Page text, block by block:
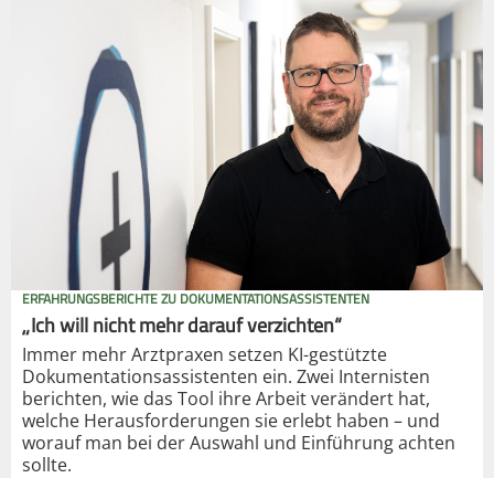
ERFAHRUNGSBERICHTE ZU DOKUMENTATIONSASSISTENTEN
„Ich will nicht mehr darauf verzichten“
Immer mehr Arztpraxen setzen KI-gestützte
Dokumentationsassistenten ein. Zwei Internisten
berichten, wie das Tool ihre Arbeit verändert hat,
welche Herausforderungen sie erlebt haben – und
worauf man bei der Auswahl und Einführung achten
sollte.